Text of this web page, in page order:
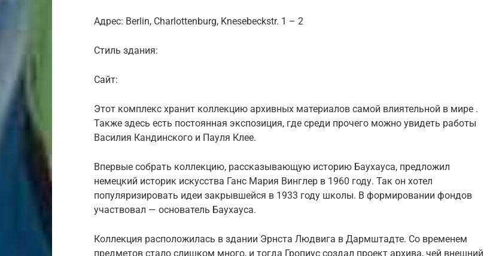
Адрес: Berlin, Charlottenburg, Knesebeckstr. 1 – 2
Стиль здания:
Сайт:
Этот комплекс хранит коллекцию архивных материалов самой влиятельной в мире .
Также здесь есть постоянная экспозиция, где среди прочего можно увидеть работы
Василия Кандинского и Пауля Клее.
Впервые собрать коллекцию, рассказывающую историю Баухауса, предложил
немецкий историк искусства Ганс Мария Винглер в 1960 году. Так он хотел
популяризировать идеи закрывшейся в 1933 году школы. В формировании фондов
участвовал — основатель Баухауса.
Коллекция расположилась в здании Эрнста Людвига в Дармштадте. Со временем
предметов стало слишком много, и тогда Гропиус создал проект архива, чей внешний